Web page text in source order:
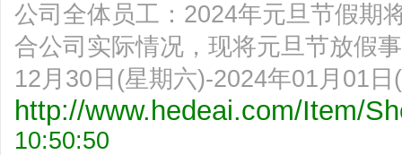
公司全体员工：2024年元旦节假期
合公司实际情况，现将元旦节放假
12月30日(星期六)-2024年01月01日(
http://www.hedeai.com/Item/
10:50:50